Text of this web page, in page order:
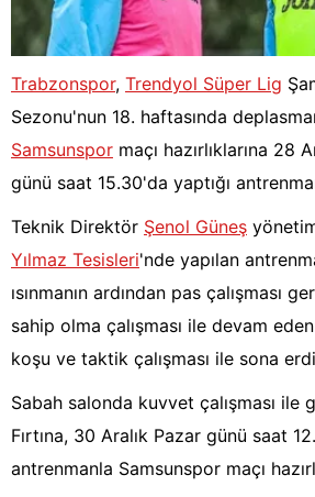
Trabzonspor, Trendyol Süper Lig
Sezonu'nun 18. haftasında
Samsunspor maçı hazırlıklarına 28
günü saat 15.30'da yaptığı
Teknik Direktör Şenol Güneş
Yılmaz Tesisleri'nde yapılan
ısınmanın ardından pas çalışması
sahip olma çalışması ile devam
koşu ve taktik çalışması ile sona
Sabah salonda kuvvet çalışması ile
Fırtına, 30 Aralık Pazar günü saat
antrenmanla Samsunspor maçı